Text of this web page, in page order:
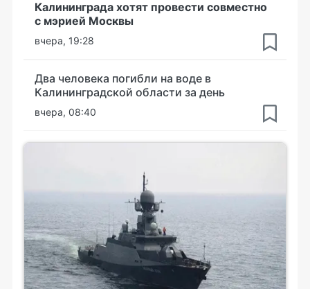
Калининграда хотят провести совместно
с мэрией Москвы
вчера, 19:28
Два человека погибли на воде в
Калининградской области за день
вчера, 08:40